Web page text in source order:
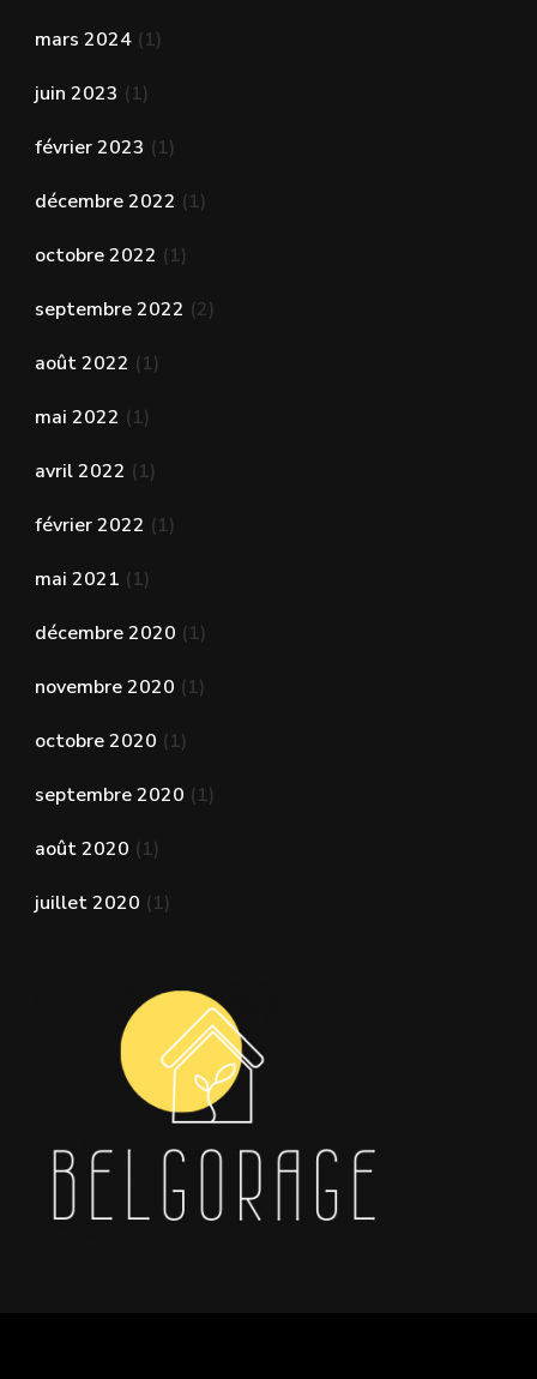
mars 2024 (1)
juin 2023 (1)
février 2023 (1)
décembre 2022 (1)
octobre 2022 (1)
septembre 2022 (2)
août 2022 (1)
mai 2022 (1)
avril 2022 (1)
février 2022 (1)
mai 2021 (1)
décembre 2020 (1)
novembre 2020 (1)
octobre 2020 (1)
septembre 2020 (1)
août 2020 (1)
juillet 2020 (1)